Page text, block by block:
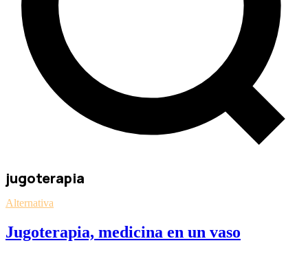
jugoterapia
Alternativa
Jugoterapia, medicina en un vaso